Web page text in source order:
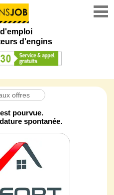
d'engins
offres
pourvue.
spontanée.